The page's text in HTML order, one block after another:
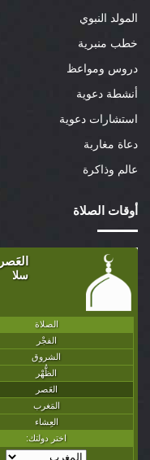
المولد النبوي
خطب منبرية
دروس ومواعظ
أنشطة دعوية
استشارات دعوية
دعاة مغاربة
عالم وذاكرة
أوقات الصلاة